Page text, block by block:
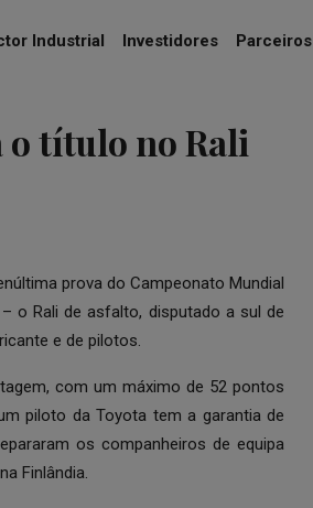
Industrial Investidores Parceiros
o título no Rali
prova do Campeonato Mundial
o Rali de asfalto, disputado a sul de
e de pilotos.
com um máximo de 52 pontos
piloto da Toyota tem a garantia de
os companheiros de equipa
Finlândia.